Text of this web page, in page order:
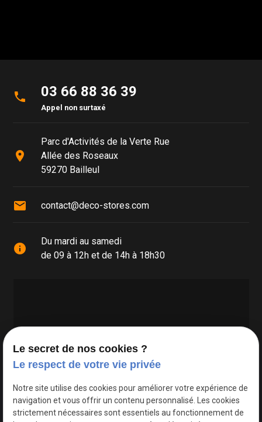
phone 03 66 88 36 39
Appel non surtaxé
place
Parc d'Activités de la Verte Rue
Allée des Roseaux
59270 Bailleul
mail contact@deco-stores.com
info
Du mardi au samedi
de 09 à 12h et de 14h à 18h30
Google Maps Search API est désactivé.
Le secret de nos cookies ?
Le respect de votre vie privée
Notre site utilise des cookies pour améliorer votre expérience de
navigation et vous offrir un contenu personnalisé. Les cookies
strictement nécessaires sont essentiels au fonctionnement de